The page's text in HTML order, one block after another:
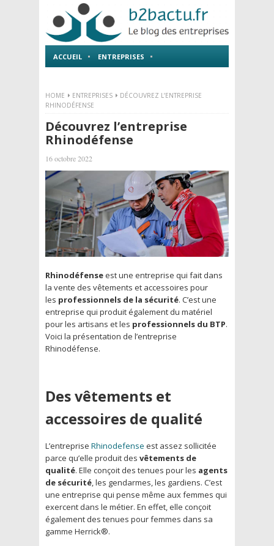
ACCUEIL ENTREPRISES
HOME ENTREPRISES
DÉCOUVREZ L’ENTREPRISE
RHINODÉFENSE
Découvrez l’entreprise
Rhinodéfense
16 octobre 2022
Rhinodéfenseest une entreprise qui fait dans
la vente des vêtements et accessoires pour
les professionnels de la sécurité. C’est une
entreprise qui produit également du matériel
pour les artisans et les professionnels du BTP.
Voici la présentation de l’entreprise
Rhinodéfense.
Des vêtements et
accessoires de qualité
L’entreprise Rhinodefense est assez sollicitée
parce qu’elle produit des vêtements de
qualité. Elle conçoit des tenues pour les agents
de sécurité, les gendarmes, les gardiens. C’est
une entreprise qui pense même aux femmes qui
exercent dans le métier. En effet, elle conçoit
également des tenues pour femmes dans sa
gamme Herrick®.